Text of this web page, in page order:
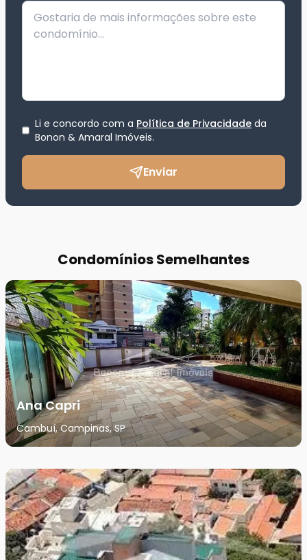
Li e concordo com a Política de Privacidade da
Bonon & Amaral Imóveis.
Enviar
Condomínios Semelhantes
Ana Capri
Cambuí, Campinas, SP